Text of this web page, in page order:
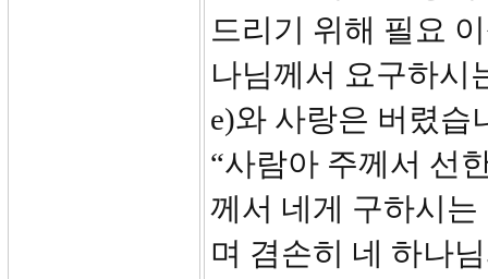
드리기 위해 필요
나님께서 요구하시
e)와 사랑은 버렸습
“사람아 주께서 선
께서 네게 구하시
며 겸손히 네 하나